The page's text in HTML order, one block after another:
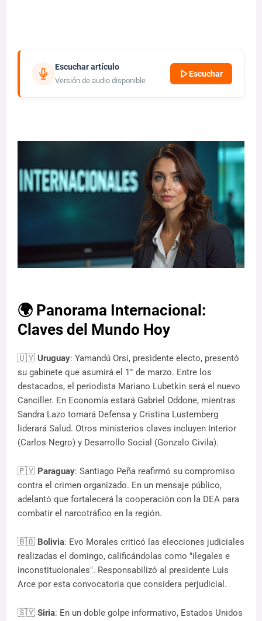
Escuchar artículo
Versión de audio disponible
Escuchar
🌍 Panorama Internacional:
Claves del Mundo Hoy
🇺🇾 Uruguay: Yamandú Orsi, presidente electo, presentó
su gabinete que asumirá el 1° de marzo. Entre los
destacados, el periodista Mariano Lubetkin será el nuevo
Canciller. En Economía estará Gabriel Oddone, mientras
Sandra Lazo tomará Defensa y Cristina Lustemberg
liderará Salud. Otros ministerios claves incluyen Interior
(Carlos Negro) y Desarrollo Social (Gonzalo Civila).
🇵🇾 Paraguay: Santiago Peña reafirmó su compromiso
contra el crimen organizado. En un mensaje público,
adelantó que fortalecerá la cooperación con la DEA para
combatir el narcotráfico en la región.
🇧🇴 Bolivia: Evo Morales criticó las elecciones judiciales
realizadas el domingo, calificándolas como "ilegales e
inconstitucionales". Responsabilizó al presidente Luis
Arce por esta convocatoria que considera perjudicial.
🇸🇾 Siria: En un doble golpe informativo, Estados Unidos